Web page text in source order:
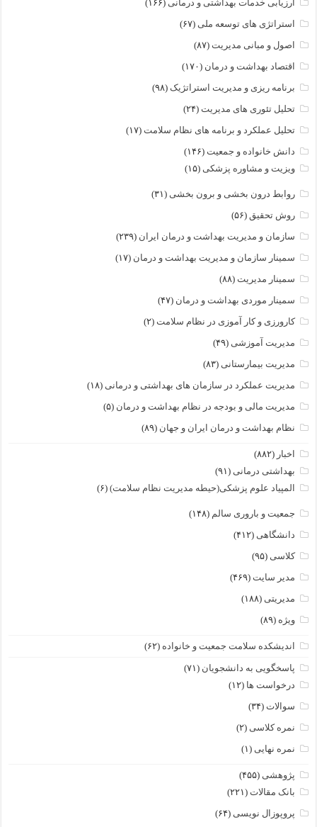
ارزیابی خدمات بهداشتی و درمانی (۱۶۶)
استراتژی های توسعه ملی (۶۷)
اصول و مبانی مدیریت (۸۷)
اقتصاد بهداشت و درمان (۱۷۰)
برنامه ریزی و مدیریت استراتژیک (۹۸)
تحلیل تئوری های مدیریت (۲۴)
تحلیل عملکرد و برنامه های نظام سلامت (۱۷)
دانش خانواده و جمعیت (۱۴۶)
ویزیت و مشاوره پزشکی (۱۵)
روابط درون بخشی و برون بخشی (۳۱)
روش تحقیق (۵۶)
سازمان و مدیریت بهداشت و درمان ایران (۲۳۹)
سمینار سازمان و مدیریت بهداشت و درمان (۱۷)
سمینار مدیریت (۸۸)
سمینار موردی بهداشت و درمان (۴۷)
کارورزی و کار آموزی در نظام سلامت (۲)
مدیریت آموزشی (۴۹)
مدیریت بیمارستانی (۸۳)
مدیریت عملکرد در سازمان های بهداشتی و درمانی (۱۸)
مدیریت مالی و بودجه در نظام بهداشت و درمان (۵)
نظام بهداشت و درمان ایران و جهان (۸۹)
اخبار (۸۸۲)
بهداشتی درمانی (۹۱)
المپیاد علوم پزشکی(حیطه مدیریت نظام سلامت) (۶)
جمعیت و باروری سالم (۱۴۸)
دانشگاهی (۴۱۲)
کلاسی (۹۵)
مدیر سایت (۴۶۹)
مدیریتی (۱۸۸)
ویژه (۸۹)
اندیشکده سلامت جمعیت و خانواده (۶۲)
پاسخگویی به دانشجویان (۷۱)
درخواست ها (۱۲)
سوالات (۳۴)
نمره کلاسی (۲)
نمره نهایی (۱)
پژوهشی (۴۵۵)
بانک مقالات (۲۲۱)
پروپوزال نویسی (۶۴)